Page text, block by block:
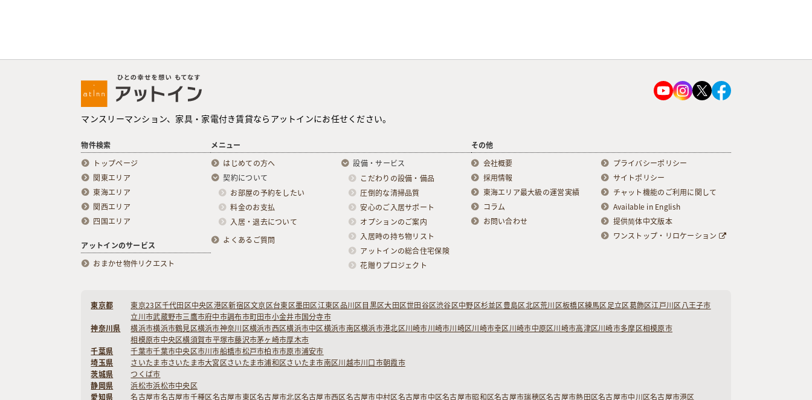
マンスリーマンション、家具・家電付き賃貸ならアットインにお任せください。
物件検索
トップページ
関東エリア
東海エリア
関西エリア
四国エリア
アットインのサービス
おまかせ物件リクエスト
メニュー
はじめての方へ
契約について
お部屋の予約をしたい
料金のお支払
入居・退去について
よくあるご質問
設備・サービス
こだわりの設備・備品
圧倒的な清掃品質
安心のご入居サポート
オプションのご案内
入居時の持ち物リスト
アットインの総合住宅保険
花贈りプロジェクト
その他
会社概要
採用情報
東海エリア最大級の運営実績
コラム
お問い合わせ
プライバシーポリシー
サイトポリシー
チャット機能のご利用に関して
Available in English
提供简体中文版本
ワンストップ・リロケーション
東京都 東京23区千代田区中央区港区新宿区文京区台東区墨田区江東区品川区目黒区大田区世田谷区渋谷区中野区杉並区豊島区北区荒川区板橋区練馬区足立区葛飾区江戸川区八王子市
立川市武蔵野市三鷹市府中市調布市町田市小金井市国分寺市
神奈川県
横浜市横浜市鶴見区横浜市神奈川区横浜市西区横浜市中区横浜市南区横浜市港北区川崎市川崎市川崎区川崎市幸区川崎市中原区川崎市高津区川崎市多摩区相模原市
相模原市中央区横須賀市平塚市藤沢市茅ヶ崎市厚木市
千葉県
千葉市千葉市中央区市川市船橋市松戸市柏市市原市浦安市
埼玉県
さいたま市さいたま市大宮区さいたま市浦和区さいたま市南区川越市川口市朝霞市
茨城県
つくば市
静岡県
浜松市浜松市中央区
愛知県
名古屋市名古屋市千種区名古屋市東区名古屋市北区名古屋市西区名古屋市中村区名古屋市中区名古屋市昭和区名古屋市瑞穂区名古屋市熱田区名古屋市中川区名古屋市港区